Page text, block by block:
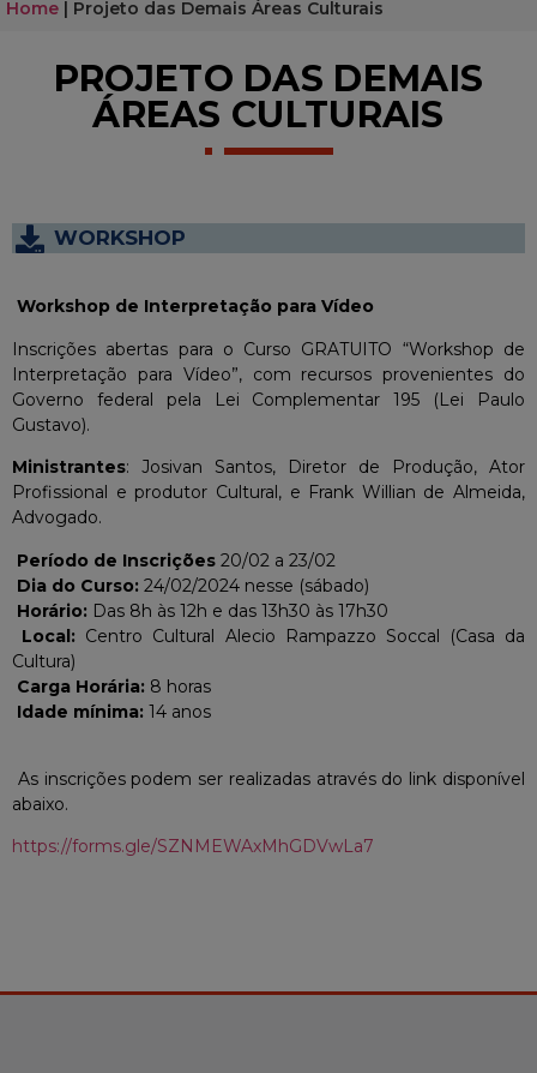
Home | Projeto das Demais Áreas Culturais
PROJETO DAS DEMAIS
ÁREAS CULTURAIS
WORKSHOP
Workshop de Interpretação para Vídeo
Inscrições abertas para o Curso GRATUITO “Workshop de
Interpretação para Vídeo”, com recursos provenientes do
Governo federal pela Lei Complementar 195 (Lei Paulo
Gustavo).
Ministrantes: Josivan Santos, Diretor de Produção, Ator
Profissional e produtor Cultural, e Frank Willian de Almeida,
Advogado.
Período de Inscrições 20/02 a 23/02
Dia do Curso: 24/02/2024 nesse (sábado)
Horário: Das 8h às 12h e das 13h30 às 17h30
Local: Centro Cultural Alecio Rampazzo Soccal (Casa da
Cultura)
Carga Horária: 8 horas
Idade mínima: 14 anos
As inscrições podem ser realizadas através do link disponível
abaixo.
https://forms.gle/SZNMEWAxMhGDVwLa7